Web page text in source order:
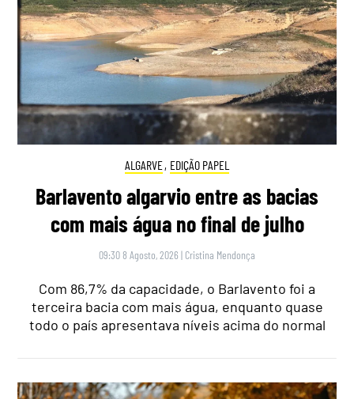
ALGARVE, EDIÇÃO PAPEL
Barlavento algarvio entre as bacias
com mais água no final de julho
09:30 8 Agosto, 2026 | Cristina Mendonça
Com 86,7% da capacidade, o Barlavento foi a
terceira bacia com mais água, enquanto quase
todo o país apresentava níveis acima do normal